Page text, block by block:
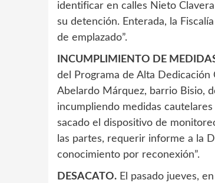
identificar en calles Nieto
su detención. Enterada, la
de emplazado”.
INCUMPLIMIENTO DE
del Programa de Alta
Abelardo Márquez, barrio Bisio,
incumpliendo medidas
sacado el dispositivo de
las partes, requerir informe a la
conocimiento por reconexión”.
DESACATO. El pasado jueves,